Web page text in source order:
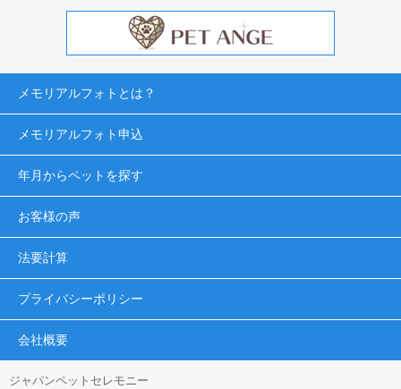
メモリアルフォトとは？
メモリアルフォト申込
年月からペットを探す
お客様の声
法要計算
プライバシーポリシー
会社概要
ジャパンペットセレモニー